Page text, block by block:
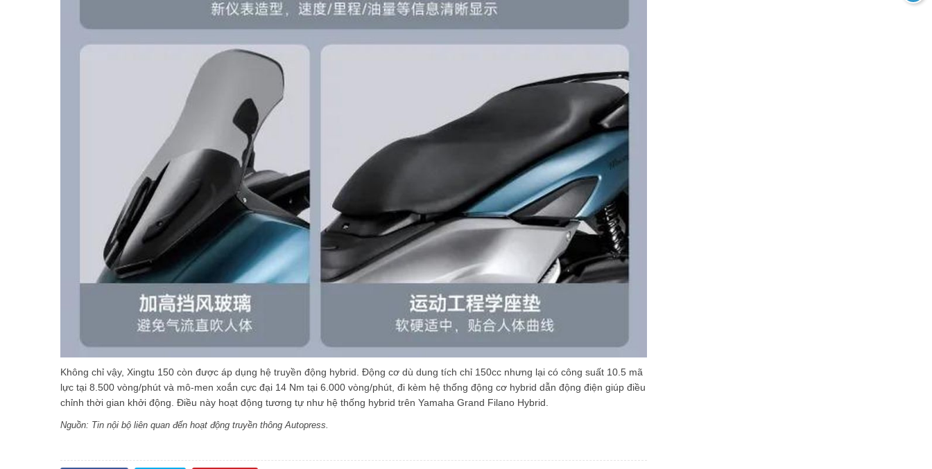
Không chỉ vậy, Xingtu 150 còn được áp dụng hệ truyền động hybrid. Động cơ dù dung tích chỉ 150cc nhưng lại có công suất 10.5 mã
lực tại 8.500 vòng/phút và mô-men xoắn cực đại 14 Nm tại 6.000 vòng/phút, đi kèm hệ thống động cơ hybrid dẫn động điện giúp điều
chỉnh thời gian khởi động. Điều này hoạt động tương tự như hệ thống hybrid trên Yamaha Grand Filano Hybrid.
Nguồn: Tin nội bộ liên quan đến hoạt động truyền thông Autopress.